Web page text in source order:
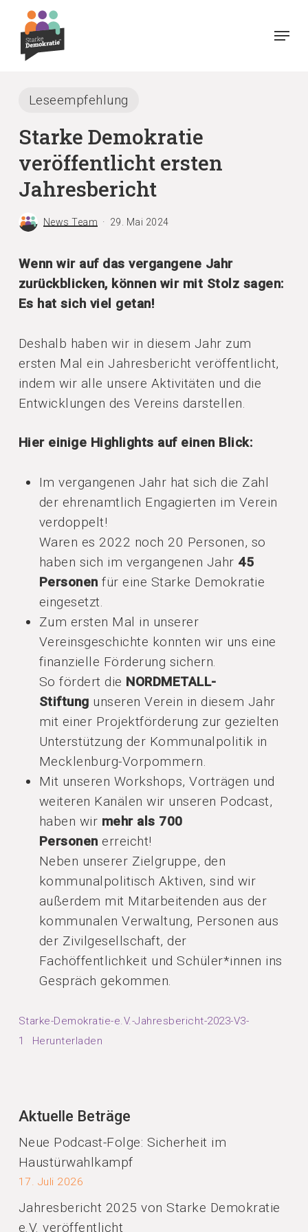
main
Menu
Leseempfehlung
Starke Demokratie
veröffentlicht ersten
Jahresbericht
News Team 29. Mai 2024
Wenn wir auf das vergangene Jahr
zurückblicken, können wir mit Stolz sagen:
Es hat sich viel getan!
Deshalb haben wir in diesem Jahr zum
ersten Mal ein Jahresbericht veröffentlicht,
indem wir alle unsere Aktivitäten und die
Entwicklungen des Vereins darstellen.
Hier einige Highlights auf einen Blick:
Im vergangenen Jahr hat sich die Zahl
der ehrenamtlich Engagierten im Verein
verdoppelt!
Waren es 2022 noch 20 Personen, so
haben sich im vergangenen Jahr 45
Personen für eine Starke Demokratie
eingesetzt.
Zum ersten Mal in unserer
Vereinsgeschichte konnten wir uns eine
finanzielle Förderung sichern.
So fördert die NORDMETALL-
Stiftung unseren Verein in diesem Jahr
mit einer Projektförderung zur gezielten
Unterstützung der Kommunalpolitik in
Mecklenburg-Vorpommern.
Mit unseren Workshops, Vorträgen und
weiteren Kanälen wir unseren Podcast,
haben wir mehr als 700
Personen erreicht!
Neben unserer Zielgruppe, den
kommunalpolitisch Aktiven, sind wir
außerdem mit Mitarbeitenden aus der
kommunalen Verwaltung, Personen aus
der Zivilgesellschaft, der
Fachöffentlichkeit und Schüler*innen ins
Gespräch gekommen.
Starke-Demokratie-e.V.-Jahresbericht-2023-V3-
1
Herunterladen
Aktuelle Beträge
Neue Podcast-Folge: Sicherheit im
Haustürwahlkampf
17. Juli 2026
Jahresbericht 2025 von Starke Demokratie
e.V. veröffentlicht